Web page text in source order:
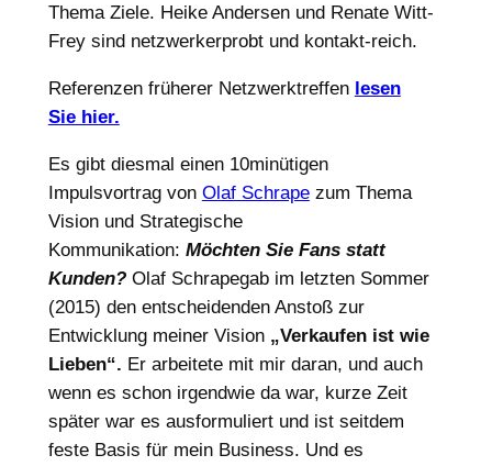
Thema Ziele. Heike Andersen und Renate Witt-
Frey sind netzwerkerprobt und kontakt-reich.
Referenzen früherer Netzwerktreffen lesen
Sie hier.
Es gibt diesmal einen 10minütigen
Impulsvortrag von Olaf Schrapezum Thema
Vision und Strategische
Kommunikation: Möchten Sie Fans statt
Kunden? Olaf Schrapegab im letzten Sommer
(2015) den entscheidenden Anstoß zur
Entwicklung meiner Vision „Verkaufen ist wie
Lieben“. Er arbeitete mit mir daran, und auch
wenn es schon irgendwie da war, kurze Zeit
später war es ausformuliert und ist seitdem
feste Basis für mein Business. Und es